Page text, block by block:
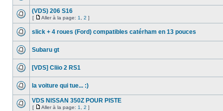
(VDS) 206 S16
[ Aller à la page: 1 2 ]
slick + 4 roues (Ford) compatibles catérham en 13 pouces
Subaru gt
[VDS] Cliio 2 RS1
la voiture qui tue... :)
VDS NISSAN 350Z POUR PISTE
[ Aller à la page: 1 2 ]